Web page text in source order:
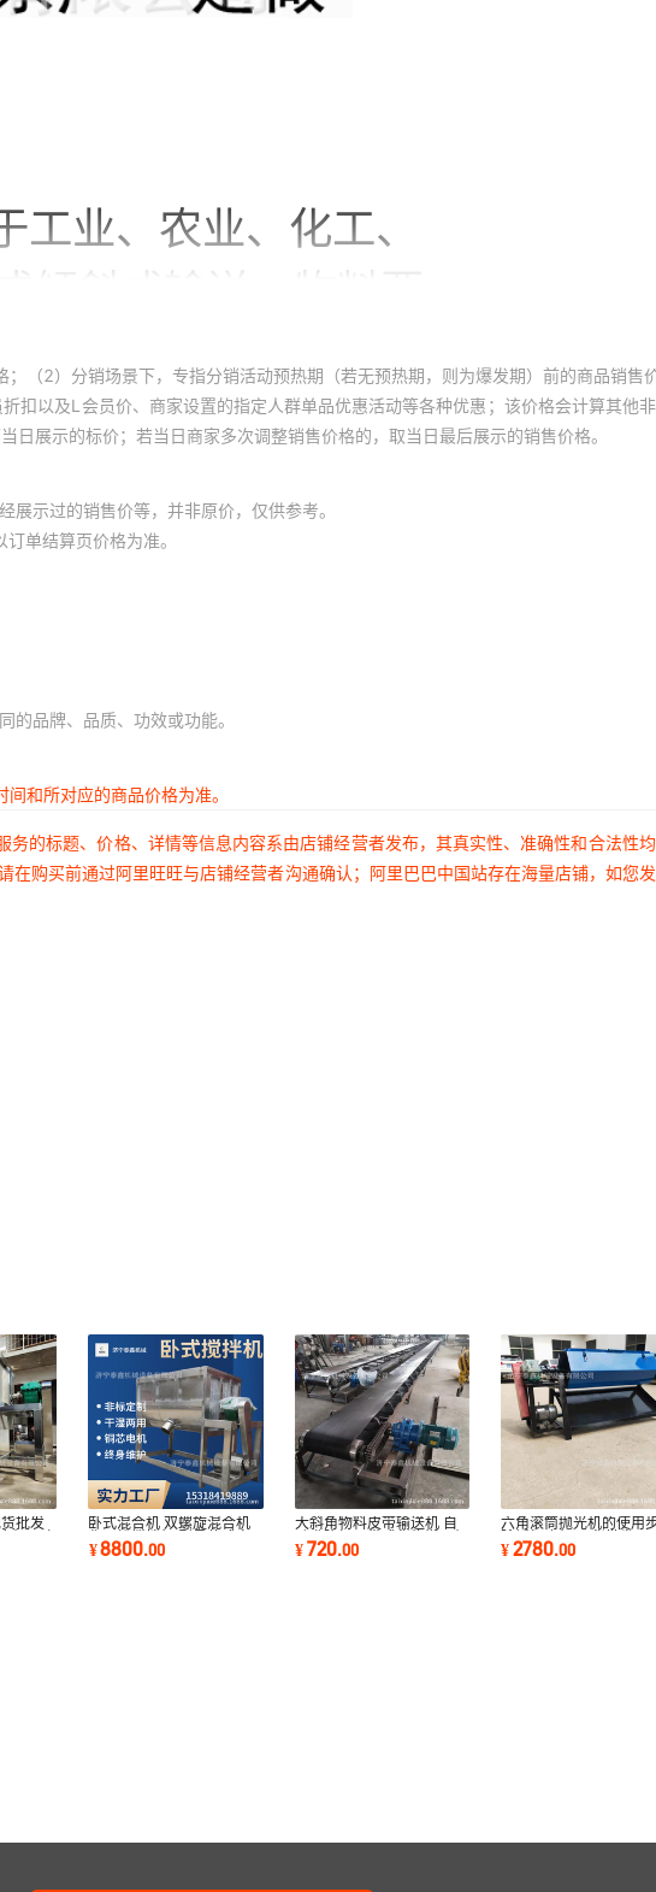
（2）分销场景下，专指分销活动预热期（若无预热期，则为爆发期）前的商品销售
扣以及L会员价、商家设置的指定人群单品优惠活动等各种优惠；该价格会计算其他
展示的标价；若当日商家多次调整销售价格的，取当日最后展示的销售价格。
示过的销售价等，并非原价，仅供参考。
单结算页价格为准。
品牌、品质、功效或功能。
和所对应的商品价格为准。
的标题、价格、详情等信息内容系由店铺经营者发布，其真实性、准确性和合法性
购买前通过阿里旺旺与店铺经营者沟通确认；阿里巴巴中国站存在海量店铺，如您
批发
机 1吨
卧式混合机 双螺旋混合机
化工粉搅拌机 型号款式定
¥8800.00
大斜角物料皮带输送机 自
动升降加厚带式货物搬运机
¥720.00
六角滚筒抛光机的使用
除锈打磨机 现货批发 厂
批发
¥2780.00